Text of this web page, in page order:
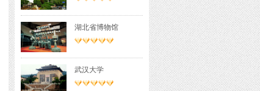
湖北省博物馆
武汉大学